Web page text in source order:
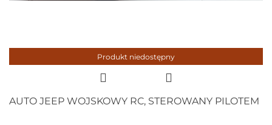
Produkt niedostępny
AUTO JEEP WOJSKOWY RC, STEROWANY PILOTEM